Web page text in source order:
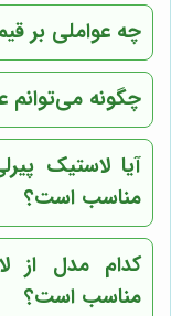
چه عواملی بر
چگونه می‌توانم
آیا لاستیک
مناسب است؟
کدام مدل از
مناسب است؟